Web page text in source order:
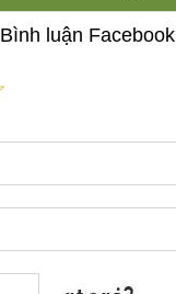
Bình luận Facebook